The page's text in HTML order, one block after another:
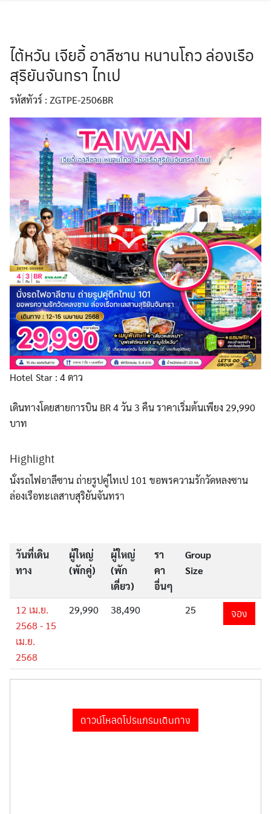
ทัวร์ฝรั่งเศส
ทัวร์ตุรเคีย
ทัวร์สิงคโปร์
ทัวร์เกาหลี
ทัวร์สวิตเซอร์แลนด์
ทัวร์จอร์เจีย
ทัวร์เยอรมัน
ทัวร์ออสเตรเลีย
ทัวร์เวียดนาม
ทัวร์ยุโรป
ทัวร์อเมริกา
ทัวร์เนเธอร์แลนด์
ไต้หวัน เจียอี้ อาลีซาน หนานโถว ล่องเรือ
สุริยันจันทรา ไทเป
รหัสทัวร์ : ZGTPE-2506BR
Hotel Star : 4 ดาว
เดินทางโดยสายการบิน BR 4 วัน 3 คืน ราคาเริ่มต้นเพียง 29,990
บาท
Highlight
นั่งรถไฟอาลีซาน ถ่ายรูปคู่ไทเป 101 ขอพรความรักวัดหลงซาน
ล่องเรือทะเลสาบสุริยันจันทรา
วันที่เดิน
ทาง
ผู้ใหญ่
(พักคู่)
ผู้ใหญ่
(พัก
เดี่ยว)
รา
คา
อื่นๆ
Group
Size
12 เม.ย.
2568 - 15
เม.ย.
2568
29,990 38,490 25 จอง
ดาวน์โหลดโปรแกรมเดินทาง